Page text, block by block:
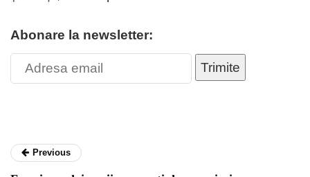
Abonare la newsletter:
Trimite
Previous